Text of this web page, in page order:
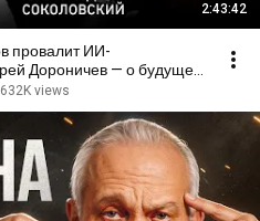
2:43:42
провалит ИИ-
Дороничев — о будущем
632K views